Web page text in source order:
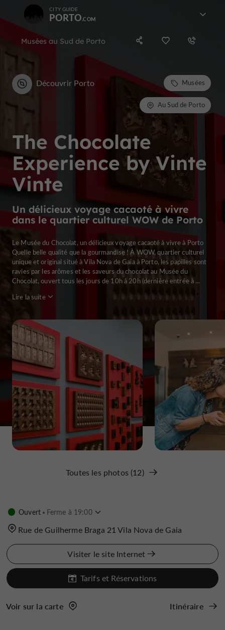
CITY GUIDE
PORTO
Musées au Sud de Porto
The Chocolate
Experience by Vinte
Vinte
Un délicieux voyage cacaoté à vivre
dans le quartier culturel WOW de Porto
Découvrir Porto Musées
Au Sud de Porto
Le Musée du Chocolat, un délicieux voyage cacaoté à vivre à Porto
Quelle belle qualité que la gourmandise ! À WOW, quartier culturel
unique et original situé à Vila Nova de Gaia à Porto, les papilles sont
ravies par les arômes et les saveurs du chocolat au Musée du
Chocolat, ouvert tous les jours de 10h à 20h (dernière entrée à ...
Lire la suite
Toutes les photos (12)
Ouvert Ferme à 19:00
Rue de Guilherme Braga 21 Vila Nova de Gaia
Visiter le site Internet
Tarifs et Réservations
Voir sur la carte Itinéraire